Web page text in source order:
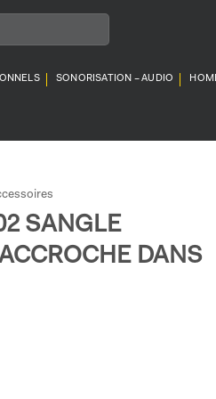
SONORISATION – AUDIO
SANGLE
DANS